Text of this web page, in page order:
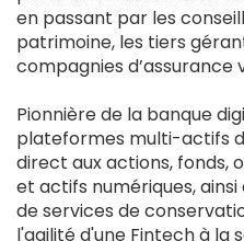
en passant par les
patrimoine, les tiers
compagnies d’assurance
Pionnière de la banque
plateformes multi-actifs
direct aux actions, fonds,
et actifs numériques,
de services de
l'agilité d'une Fintech à la